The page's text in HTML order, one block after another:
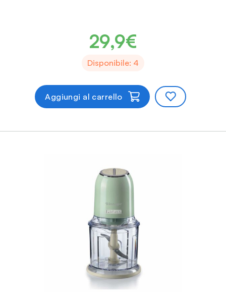
29,9€
Disponibile: 4
Aggiungi al carrello